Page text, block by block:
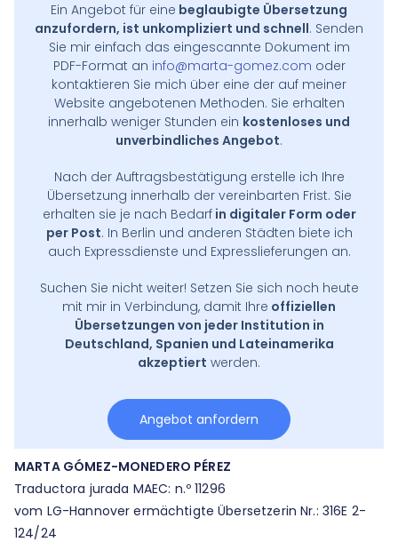
Ein Angebot für eine beglaubigte Übersetzung
anzufordern, ist unkompliziert und schnell. Senden
Sie mir einfach das eingescannte Dokument im
PDF-Format an info@marta-gomez.com oder
kontaktieren Sie mich über eine der auf meiner
Website angebotenen Methoden. Sie erhalten
innerhalb weniger Stunden ein kostenloses und
unverbindliches Angebot.
Nach der Auftragsbestätigung erstelle ich Ihre
Übersetzung innerhalb der vereinbarten Frist. Sie
erhalten sie je nach Bedarfin digitaler Form oder
per Post. In Berlin und anderen Städten biete ich
auch Expressdienste und Expresslieferungen an.
Suchen Sie nicht weiter! Setzen Sie sich noch heute
mit mir in Verbindung, damit Ihre offiziellen
Übersetzungen von jeder Institution in
Deutschland, Spanien und Lateinamerika
akzeptiert werden.
Angebot anfordern
MARTA GÓMEZ-MONEDERO PÉREZ
Traductora jurada MAEC: n.º 11296
vom LG-Hannover ermächtigte Übersetzerin Nr.: 316E 2-
124/24